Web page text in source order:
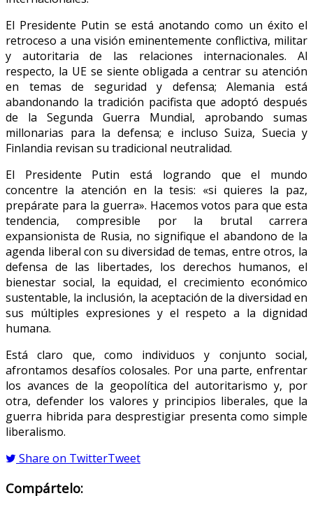
El Presidente Putin se está anotando como un éxito el
retroceso a una visión eminentemente conflictiva, militar
y autoritaria de las relaciones internacionales. Al
respecto, la UE se siente obligada a centrar su atención
en temas de seguridad y defensa; Alemania está
abandonando la tradición pacifista que adoptó después
de la Segunda Guerra Mundial, aprobando sumas
millonarias para la defensa; e incluso Suiza, Suecia y
Finlandia revisan su tradicional neutralidad.
El Presidente Putin está logrando que el mundo
concentre la atención en la tesis: «si quieres la paz,
prepárate para la guerra». Hacemos votos para que esta
tendencia, compresible por la brutal carrera
expansionista de Rusia, no signifique el abandono de la
agenda liberal con su diversidad de temas, entre otros, la
defensa de las libertades, los derechos humanos, el
bienestar social, la equidad, el crecimiento económico
sustentable, la inclusión, la aceptación de la diversidad en
sus múltiples expresiones y el respeto a la dignidad
humana.
Está claro que, como individuos y conjunto social,
afrontamos desafíos colosales. Por una parte, enfrentar
los avances de la geopolítica del autoritarismo y, por
otra, defender los valores y principios liberales, que la
guerra hibrida para desprestigiar presenta como simple
liberalismo.
Share on TwitterTweet
Compártelo: